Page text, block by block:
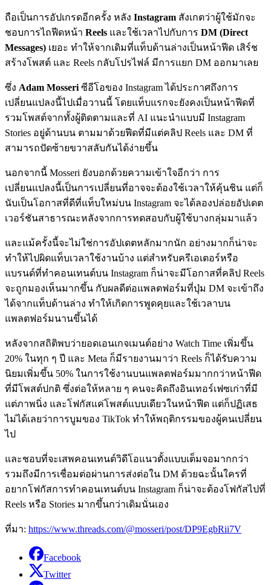
ถือเป็นการอัปเกรดอีกครั้ง หลัง Instagram สังเกตว่าผู้ใช้มักจะ
ชอบการไถฟีดหน้า Reels และใช้เวลาไปกับการ DM (Direct
Messages) เยอะ ทำให้จากเดิมที่แท็บด้านล่างเป็นหน้าฟีด เสิร์ช
สร้างโพสต์ และ Reels กลับโปรไฟล์ มีการแยก DM ออกมาเลย
ซึ่ง Adam Mosseri ซีอีโอของ Instagram ได้ประกาศถึงการ
เปลี่ยนแปลงนี้ไปเมื่อวานนี้ โดยแท็บแรกจะยังคงเป็นหน้าฟีดที่
รวมโพสต์จากทั้งผู้ติดตามและที่ AI แนะนำแบบมี Instagram
Stories อยู่ด้านบน ตามมาด้วยฟีดที่มีแต่คลิป Reels และ DM ที่
สามารถปัดซ้ายขวาสลับกันได้ง่ายขึ้น
นอกจากนี้ Mosseri ยังบอกด้วยความเข้าใจอีกว่า การ
เปลี่ยนแปลงนี้เป็นการเปลี่ยนที่อาจจะต้องใช้เวลาให้คุ้นชิน แต่ก็
นับเป็นโอกาสที่ดีที่แท็บใหม่บน Instagram จะได้ลองปล่อยอัปเดต
เวอร์ชันสาธารณะหลังจากการทดสอบกับผู้ใช้บางกลุ่มมาแล้ว
และแม้ครั้งนี้จะไม่ใช่การอัปเดตหลักมากนัก อย่างมากก็น่าจะ
ทำให้ไปผิดแท็บเวลาใช้งานบ้าง แต่สำหรับครีเอเตอร์หรือ
แบรนด์ที่ทำคอนเทนต์บน Instagram ก็น่าจะมีโอกาสที่คลิป Reels
จะถูกมองเห็นมากขึ้น กับผลดีต่อแพลตฟอร์มที่ปุ่ม DM จะเข้าถึง
ได้จากแท็บด้านล่าง ทำให้เกิดการพูดคุยและใช้เวลาบน
แพลตฟอร์มนานขึ้นได้
หลังจากสถิติพบว่ายอดเอนเกจเมนต์อย่าง Watch Time เพิ่มขึ้น
20% ในทุก ๆ ปี และ Meta ก็มีรายงานมาว่า Reels ก็ได้รับความ
นิยมเพิ่มขึ้น 50% ในการใช้งานบนแพลตฟอร์มมากกว่าหน้าฟีด
ที่มีโพสต์ปกติ ซึ่งต่อให้หลาย ๆ คนจะคิดถึงอินเทอร์เฟซเก่าที่มี
แต่ภาพนิ่ง และโฟกัสแค่โพสต์แบบเดียวในหน้าฟีด แต่ก็ปฏิเสธ
ไม่ได้เลยว่าการบูมของ TikTok ทำให้พฤติกรรมของผู้คนเปลี่ยน
ไป
และชอบที่จะเสพคอนเทนต์วิดีโอแนวตั้งแบบเต็มจอมากกว่า
รวมถึงมีการเชื่อมต่อผ่านการส่งต่อใน DM ด้วยฉะนั้นใครที่
อยากโฟกัสการทำคอนเทนต์บน Instagram ก็น่าจะต้องโฟกัสไปที่
Reels หรือ Stories มากขึ้นกว่าเดิมนั่นเอง
ที่มา: https://www.threads.com/@mosseri/post/DP9EgbRii7V
Facebook
Twitter